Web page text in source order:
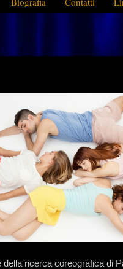
della ricerca coreografica di